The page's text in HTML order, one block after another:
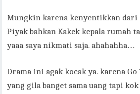
Mungkin karena kenyentikkan dari
Piyak bahkan Kakek kepala rumah
yaaa saya nikmati saja. ahahahha…
Drama ini agak kocak ya. karena
yang gila banget sama uang tapi